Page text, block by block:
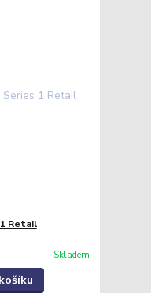
Retail
Skladem